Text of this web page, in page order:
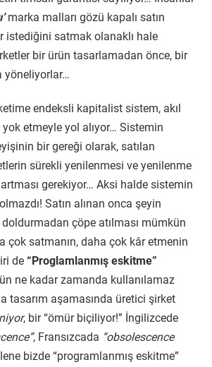
marka malları gözü kapalı satın
istediğini satmak olanaklı hale
bir ürün tasarlamadan önce, bir
yöneliyorlar…
endeksli kapitalist sistem, akıl
etmeyle yol alıyor… Sistemin
bir gereği olarak, satılan
sürekli yenilenmesi ve yenilenme
artması gerekiyor… Aksi halde sistemin
Satın alınan onca şeyin
çöpe atılması mümkün
çok satmanın, daha çok kâr etmenin
de “Proglamlanmış eskitme”
ne kadar zamanda kullanılamaz
tasarım aşamasında üretici şirket
, bir “ömür biçiliyor!” İngilizcede
, Fransızcada “obsolescence
bizde “programlanmış eskitme”